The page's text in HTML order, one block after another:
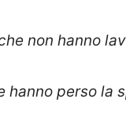
non hanno
hanno perso la